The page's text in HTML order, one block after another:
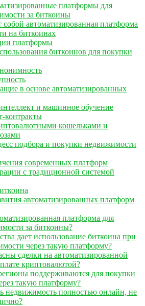
платформы для
за биткоины
собой автоматизированная платформа
на биткоинах
платформы
биткоинов для покупки
в основе автоматизированных
и машинное обучение
контракты
кошельками и
подбора и покупки недвижимости
современных платформ
с традиционной системой
автоматизированных платформ
платформа для
за биткоины?
дает использование биткоина при
через такую платформу?
сделки на автоматизированной
криптовалютой?
поддерживаются для покупки
такую платформу?
недвижимость полностью онлайн, не